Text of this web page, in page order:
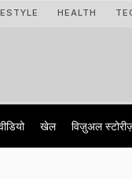
HEALTH
खेल विज़ुअल